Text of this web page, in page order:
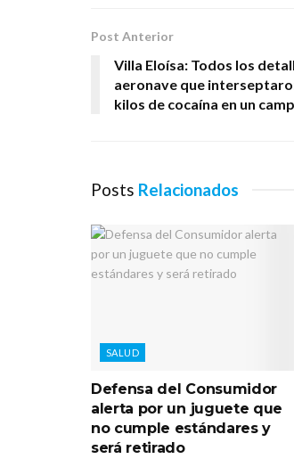
Post Anterior
Villa Eloísa: Todos los
aeronave que
kilos de cocaína en un
Posts Relacionados
SALUD
Defensa del Consumidor
alerta por un juguete que
no cumple estándares y
será retirado